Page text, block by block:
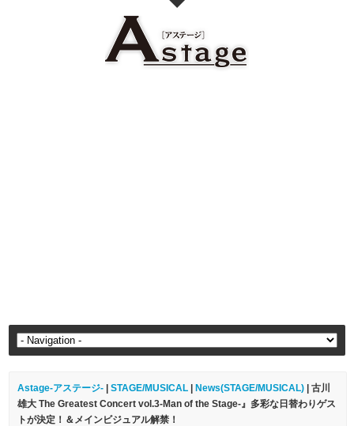
Astage-アステージ- |STAGE/MUSICAL News(STAGE/MUSICAL) | 古川
雄大 The Greatest Concert vol.3-Man of the Stage-』多彩な日替わりゲス
トが決定！＆メインビジュアル解禁！